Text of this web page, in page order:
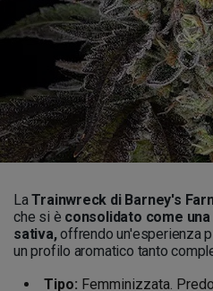
LaTrainwreck di Barney's
che si è consolidato come
sativa,offrendo un'esperienza
un profilo aromatico tanto
Tipo: Femminizzata.